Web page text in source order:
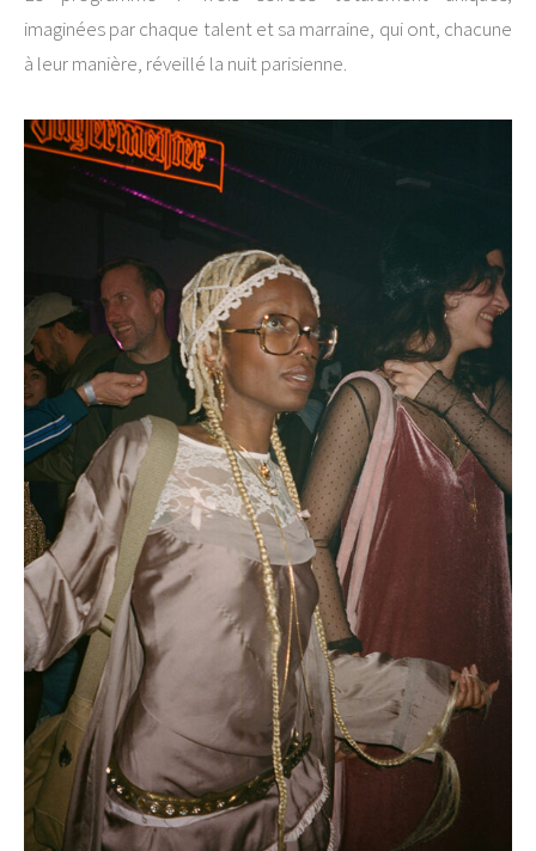
imaginées par chaque talent et sa marraine, qui ont, chacune
à leur manière, réveillé la nuit parisienne.